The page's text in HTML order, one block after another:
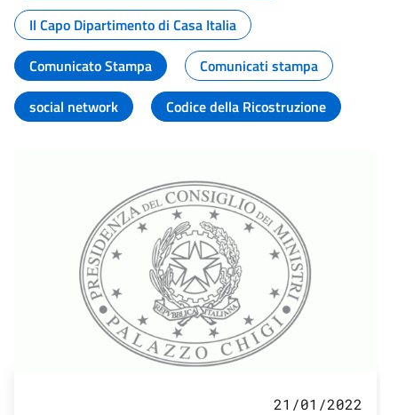
Il Capo Dipartimento di Casa Italia
Comunicato Stampa
Comunicati stampa
social network
Codice della Ricostruzione
21/01/2022